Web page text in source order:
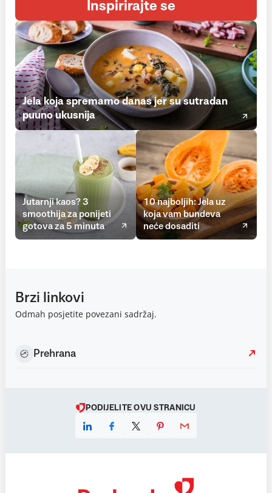
Inspirirajte se
Jela koja spremamo danas jer su sutradan
puuno ukusnija
Jutarnji kaos? 3
smoothija za ponijeti
gotova za 5 minuta
10 najboljih: Jela uz
koja vam bundeva
neće dosaditi
Brzi linkovi
Odmah posjetite povezani sadržaj.
Prehrana
PODIJELITE OVU STRANICU